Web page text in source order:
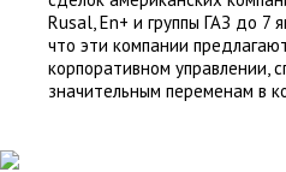
Rusal, En+ и группы ГАЗ до 7
что эти компании
корпоративном управлении,
значительным переменам в